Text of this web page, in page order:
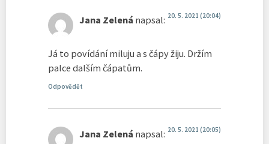
Jana Zelená napsal: 20. 5. 2021 (20:04)
Já to povídání miluju a s čápy žiju. Držím
palce dalším čápatům.
Odpovědět
Jana Zelená napsal: 20. 5. 2021 (20:05)